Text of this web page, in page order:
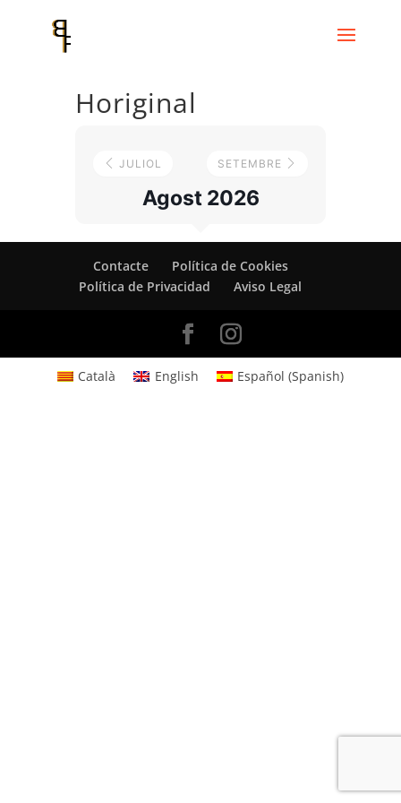
Horiginal
JULIOL
Agost 2026
SETEMBRE
Contacte
Política de Cookies
Política de Privacidad
Aviso Legal
Català English Español (Spanish)